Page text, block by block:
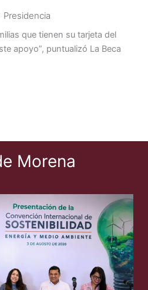
Presidencia
que tienen su tarjeta del
apoyo”, puntualizó La Beca
Morena